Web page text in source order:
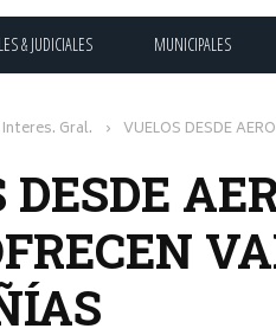
& JUDICIALES MUNICIPALES
Interes. Gral. › VUELOS DESDE